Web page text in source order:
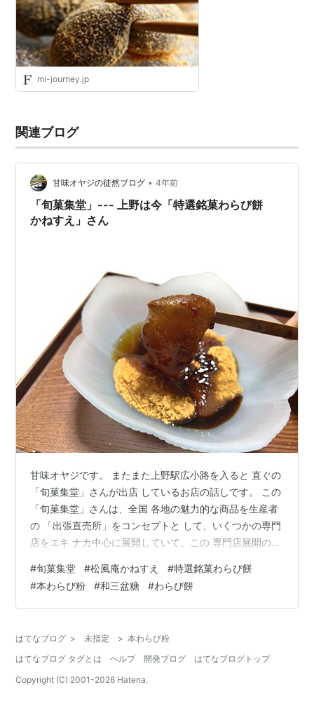
mi-journey.jp
関連ブログ
甘味オヤジの徒然ブログ • 4年前
「旬菓集堂」--- 上野は今「特選銘菓わらび餅
かねすえ」さん
甘味オヤジです。 またまた上野駅広小路を入ると 直ぐの
「旬菓集堂」さんが出店 しているお店の話しです。 この
「旬菓集堂」さんは、全国 各地の魅力的な商品を生産者
の 「出張直売所」をコンセプトと して、いくつかの専門
店をエキ ナカ中心に展開していて、この 専門店展開の実
売のれん会」と言う 会社が出店しているんですよ。 出店
者は同じで、扱うブランド を店ごと入れ替えてるんです
ね。 前の「フルーツ大福」屋さんの 記事はこちら ↓↓
らび餅」の「松風庵かねすえ」さんです …
#旬菓集堂 #松風庵かねすえ #特選銘菓わらび餅
#本わらび粉 #和三盆糖 #わらび餅
はてなブログ > 未指定 > 本わらび粉
はてなブログ タグとは
ヘルプ 開発ブログ
はてなブログトップ
Copyright (C) 2001-2026 Hatena.